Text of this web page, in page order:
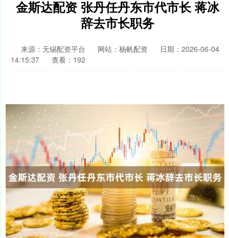
金斯达配资 张丹任丹东市代市长 蒋冰
辞去市长职务
来源：无锡配资平台 网站：杨帆配资
日期：2026-06-04
14:15:37
查看：192